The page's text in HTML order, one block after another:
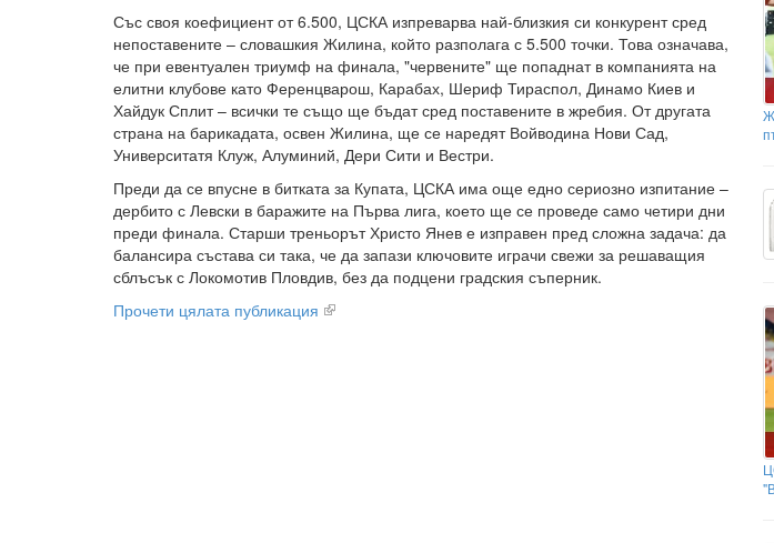
Със своя коефициент от 6.500, ЦСКА изпреварва най-близкия си конкурент сред
непоставените – словашкия Жилина, който разполага с 5.500 точки. Това означава,
че при евентуален триумф на финала, "червените" ще попаднат в компанията на
елитни клубове като Ференцварош, Карабах, Шериф Тираспол, Динамо Киев и
Хайдук Сплит – всички те също ще бъдат сред поставените в жребия. От другата
страна на барикадата, освен Жилина, ще се наредят Войводина Нови Сад,
Университатя Клуж, Алуминий, Дери Сити и Вестри.
Преди да се впусне в битката за Купата, ЦСКА има още едно сериозно изпитание –
дербито с Левски в баражите на Първа лига, което ще се проведе само четири дни
преди финала. Старши треньорът Христо Янев е изправен пред сложна задача: да
балансира състава си така, че да запази ключовите играчи свежи за решаващия
сблъсък с Локомотив Пловдив, без да подцени градския съперник.
Прочети цялата публикация